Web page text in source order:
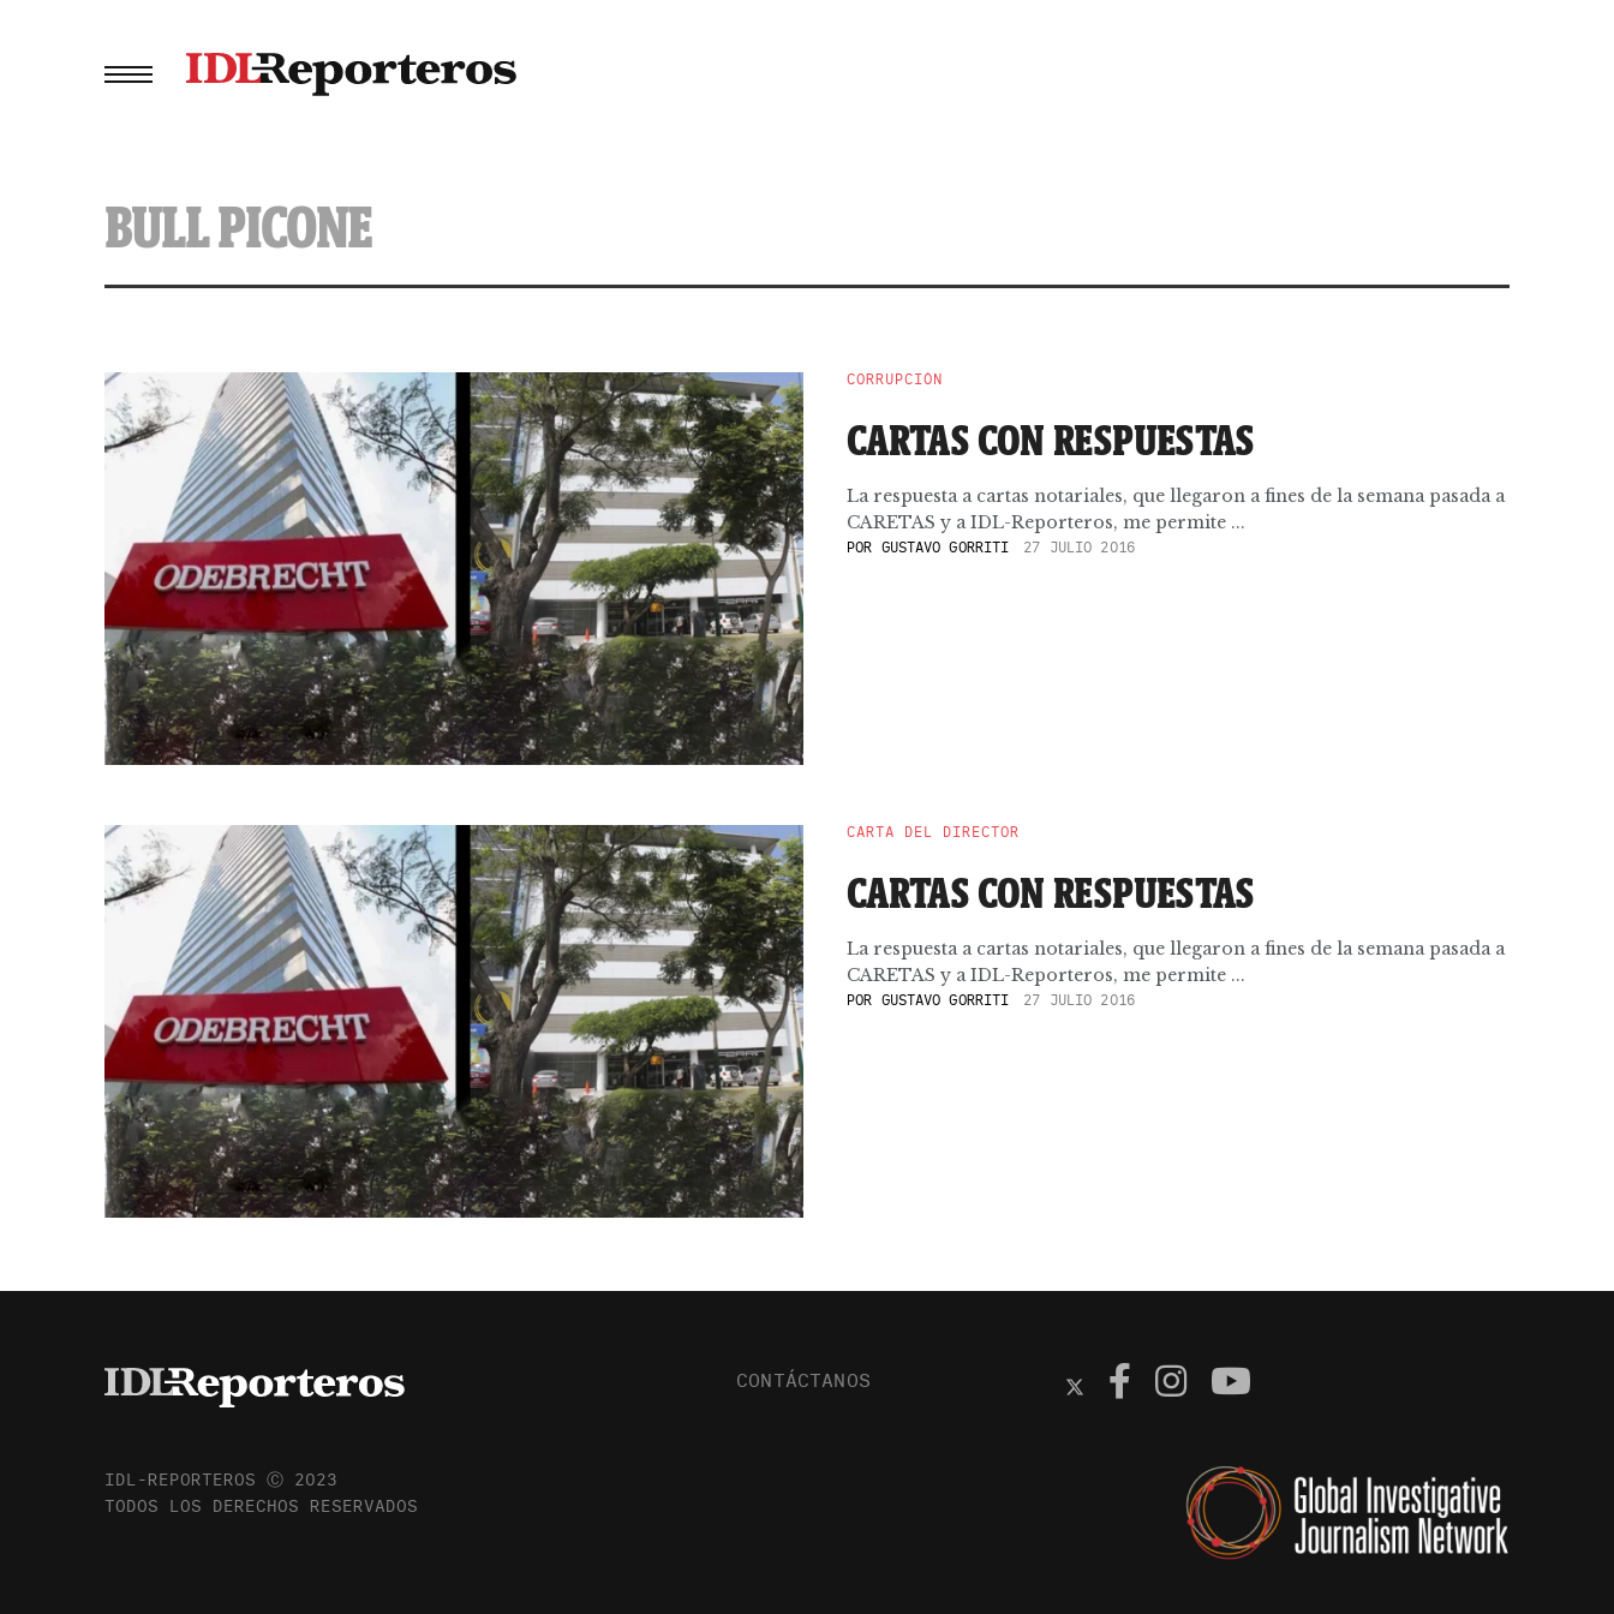
BULL PICONE
CORRUPCIÓN
CARTAS CON RESPUESTAS
La respuesta a cartas notariales, que llegaron a fines de la semana pasada a
CARETAS y a IDL-Reporteros, me permite ...
POR GUSTAVO GORRITI 27 JULIO 2016
CARTA DEL DIRECTOR
CARTAS CON RESPUESTAS
La respuesta a cartas notariales, que llegaron a fines de la semana pasada a
CARETAS y a IDL-Reporteros, me permite ...
POR GUSTAVO GORRITI 27 JULIO 2016
CONTÁCTANOS
IDL-REPORTEROS Ⓒ 2023
TODOS LOS DERECHOS RESERVADOS